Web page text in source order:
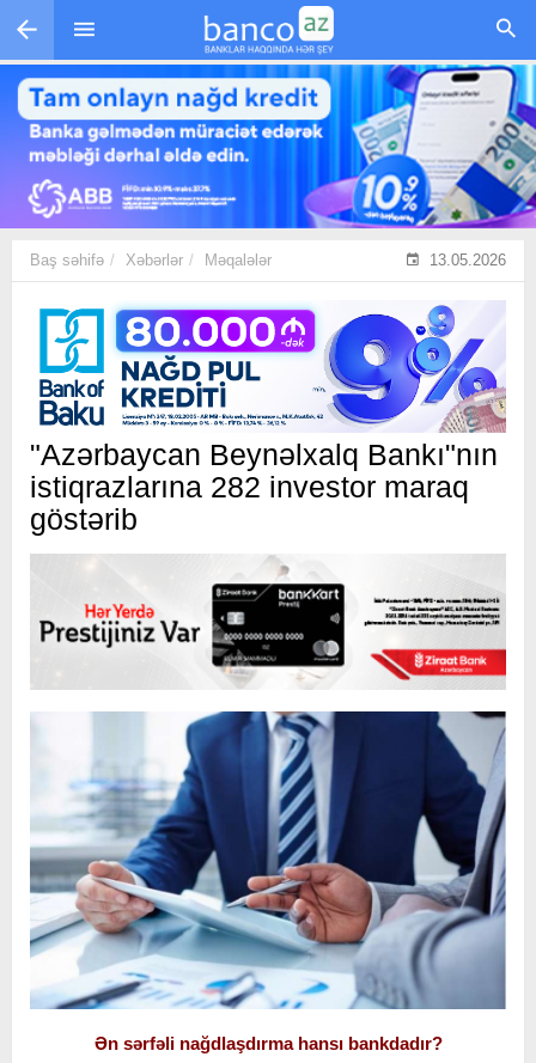
Skip to main content
Baş səhifə Xəbərlər Məqalələr 13.05.2026
"Azərbaycan Beynəlxalq Bankı"nın
istiqrazlarına 282 investor maraq
göstərib
Ən sərfəli nağdlaşdırma hansı bankdadır?